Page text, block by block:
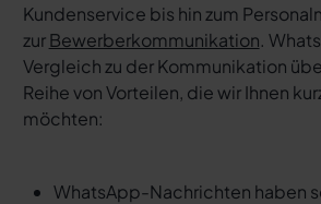
Kundenservice bis hin zum
zurBewerberkommunikation.
Vergleich zu der Kommunikation
Reihe von Vorteilen, die wir Ihnen
möchten:
WhatsApp-Nachrichten haben